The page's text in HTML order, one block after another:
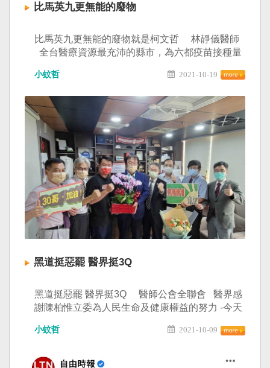
比馬英九更無能的廢物
比馬英九更無能的廢物就是柯文哲 林靜儀醫師
全台醫療資源最充沛的縣市，為六都疫苗接種量
源再多，市長無心市政也沒用。 縣市衛生局沒有
師人數資料圖卡來自
https://city.gvm.com.tw/article/79919
小蚊哲 2021-10-19
黑道挺惡罷 醫界挺3Q
黑道挺惡罷 醫界挺3Q 醫師公會全聯會 醫界感
謝陳柏惟立委為人民生命及健康權益的努力 -今天
泰源理事長率領來到立法院陳柏惟立法委員國會
包括：台北市醫師公會常務理事周賢章、基層醫
小蚊哲 2021-10-09